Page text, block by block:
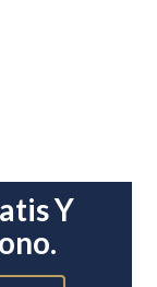
Y